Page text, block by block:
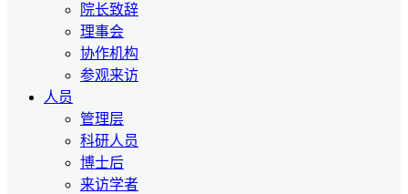
院长致辞
理事会
协作机构
参观来访
人员
管理层
科研人员
博士后
来访学者